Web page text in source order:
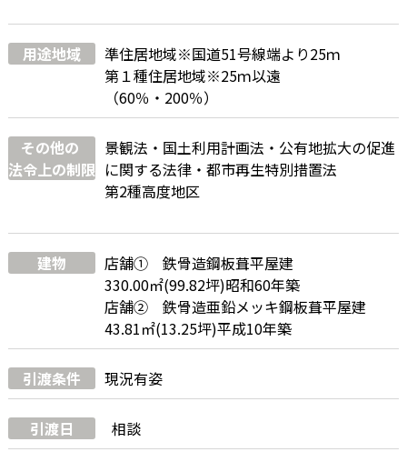
用途地域
準住居地域※国道51号線端より25ｍ
第１種住居地域※25ｍ以遠
（60％・200％）
その他の
法令上の制限
景観法・国土利用計画法・公有地拡大の促進
に関する法律・都市再生特別措置法
第2種高度地区
建物
店舗① 鉄骨造鋼板葺平屋建
330.00㎡(99.82坪)昭和60年築
店舗➁ 鉄骨造亜鉛メッキ鋼板葺平屋建
43.81㎡(13.25坪)平成10年築
引渡条件 現況有姿
引渡日 相談